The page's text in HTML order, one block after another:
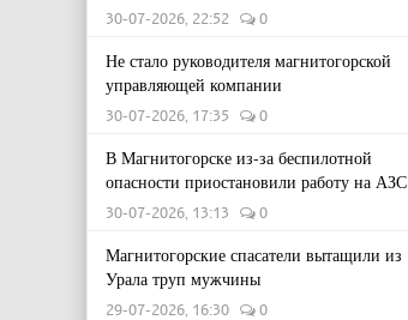
30-07-2026, 22:52 0
Не стало руководителя магнитогорской
управляющей компании
30-07-2026, 17:35 0
В Магнитогорске из-за беспилотной
опасности приостановили работу на АЗС
30-07-2026, 13:13 0
Магнитогорские спасатели вытащили из
Урала труп мужчины
29-07-2026, 16:30 0